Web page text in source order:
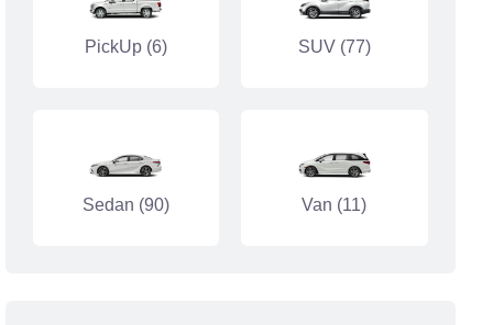
PickUp (6) SUV (77)
Sedan (90) Van (11)